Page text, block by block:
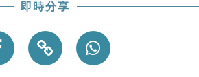
料美伊戰事快結束 承認部分彈藥庫存緊
自救後再出手 斥4億美元押注未上市公
即時分享